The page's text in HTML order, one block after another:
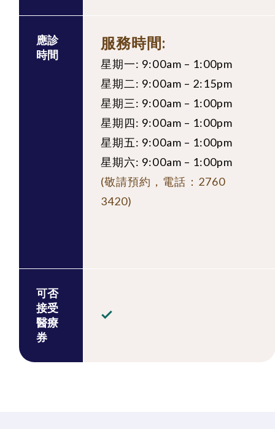
應診
時間
服務時間:
星期一: 9:00am – 1:00pm
星期二: 9:00am – 2:15pm
星期三: 9:00am – 1:00pm
星期四: 9:00am – 1:00pm
星期五: 9:00am – 1:00pm
星期六: 9:00am – 1:00pm
(敬請預約，電話：2760
3420)
可否
接受
醫療
券